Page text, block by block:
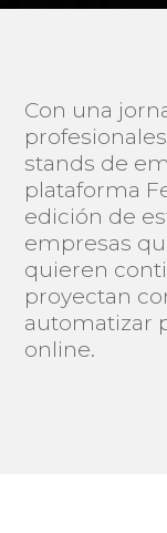
Con una
stands de
plataforma
edición de
empresas
quieren
proyectan
automatizar
online.